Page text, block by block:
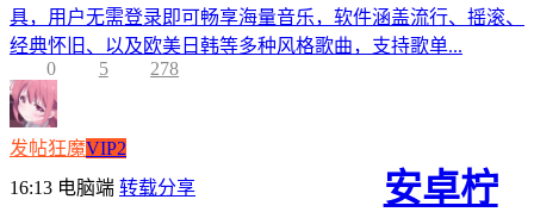
具，用户无需登录即可畅享海量音乐，软件涵盖流行、摇滚、
经典怀旧、以及欧美日韩等多种风格歌曲，支持歌单...
0
5 278
发帖狂魔VIP2
16:13 电脑端 转载分享
安卓柠